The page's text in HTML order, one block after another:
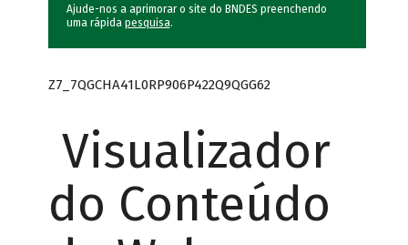
Ajude-nos a aprimorar o site do BNDES preenchendo
uma rápida pesquisa.
Z7_7QGCHA41L0RP906P422Q9QGG62
Visualizador
do Conteúdo